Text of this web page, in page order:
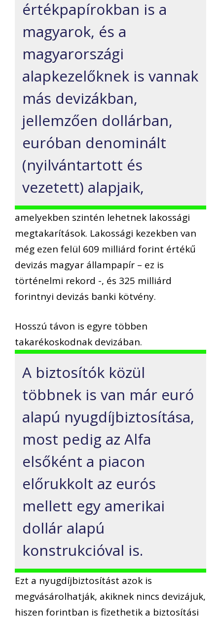
értékpapírokban is a
magyarok, és a
magyarországi
alapkezelőknek is vannak
más devizákban,
jellemzően dollárban,
euróban denominált
(nyilvántartott és
vezetett) alapjaik,
amelyekben szintén lehetnek lakossági
megtakarítások. Lakossági kezekben van
még ezen felül 609 milliárd forint értékű
devizás magyar állampapír – ez is
történelmi rekord -, és 325 milliárd
forintnyi devizás banki kötvény.
Hosszú távon is egyre többen
takarékoskodnak devizában.
A biztosítók közül
többnek is van már euró
alapú nyugdíjbiztosítása,
most pedig az Alfa
elsőként a piacon
előrukkolt az eurós
mellett egy amerikai
dollár alapú
konstrukcióval is.
Ezt a nyugdíjbiztosítást azok is
megvásárolhatják, akiknek nincs devizájuk,
hiszen forintban is fizethetik a biztosítási